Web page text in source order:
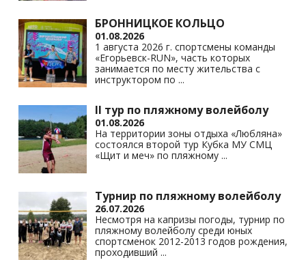
БРОННИЦКОЕ КОЛЬЦО
01.08.2026
1 августа 2026 г. спортсмены команды
«Егорьевск-RUN», часть которых
занимается по месту жительства с
инструктором по ...
II тур по пляжному волейболу
01.08.2026
На территории зоны отдыха «Любляна»
состоялся второй тур Кубка МУ СМЦ
«Щит и меч» по пляжному ...
Турнир по пляжному волейболу
26.07.2026
Несмотря на капризы погоды, турнир по
пляжному волейболу среди юных
спортсменок 2012-2013 годов рождения,
проходивший ...